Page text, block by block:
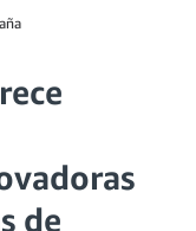
de